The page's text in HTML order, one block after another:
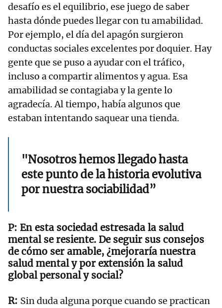
desafío es el equilibrio, ese juego de saber
hasta dónde puedes llegar con tu amabilidad.
Por ejemplo, el día del apagón surgieron
conductas sociales excelentes por doquier. Hay
gente que se puso a ayudar con el tráfico,
incluso a compartir alimentos y agua. Esa
amabilidad se contagiaba y la gente lo
agradecía. Al tiempo, había algunos que
estaban intentando saquear una tienda.
"Nosotros hemos llegado hasta
este punto de la historia evolutiva
por nuestra sociabilidad”
En esta sociedad estresada la salud
mental se resiente. De seguir sus consejos
de cómo ser amable, ¿mejoraría nuestra
salud mental y por extensión la salud
global personal y social?
Sin duda alguna porque cuando se practican